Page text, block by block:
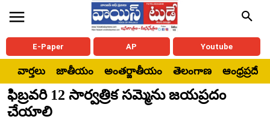
E-Paper AP Youtube
వార్తలు జాతీయం అంతర్జాతీయం తెలంగాణ ఆంధ్రప్రదేశ్
ఫిబ్రవరి 12 సార్వత్రిక సమ్మెను జయప్రదం
చేయాలి